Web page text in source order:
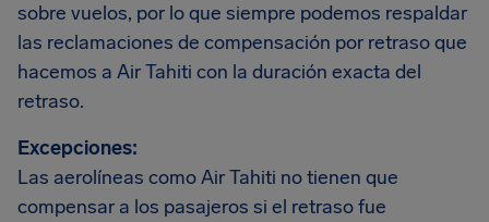
sobre vuelos, por lo que siempre podemos respaldar
las reclamaciones de compensación por retraso que
hacemos a Air Tahiti con la duración exacta del
retraso.
Excepciones:
Las aerolíneas como Air Tahiti no tienen que
compensar a los pasajeros si el retraso fue